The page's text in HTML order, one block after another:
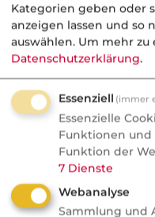
Politik
Nachrichten
Recht auf
Fünf Jahre
ändern, die
Kategorien geben oder
anzeigen lassen und so
auswählen. Um mehr zu
Datenschutzerklärung.
Essenziell (immer
Essenzielle
Funktionen
Funktion der
7 Dienste
Webanalyse
Sammlung und